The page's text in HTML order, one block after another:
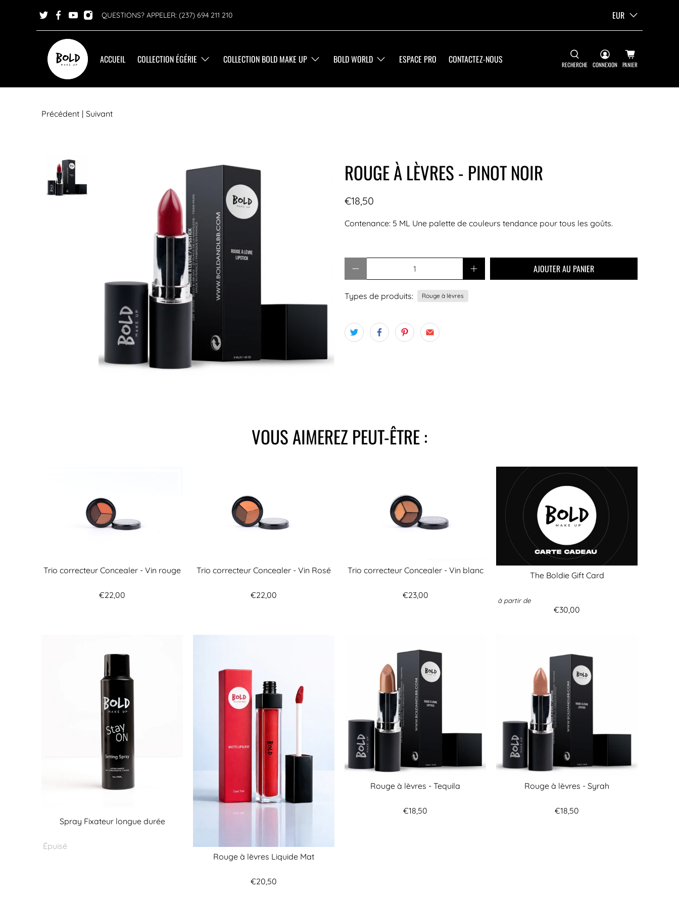
QUESTIONS? APPELER: (237) 694 211 210 EUR
ACCUEIL COLLECTION ÉGÉRIE COLLECTION BOLD MAKE UP BOLD WORLD ESPACE PRO CONTACTEZ-NOUS RECHERCHE CONNEXION PANIER
Précédent | Suivant
ROUGE À LÈVRES - PINOT NOIR
€18,50
Contenance: 5 ML Une palette de couleurs tendance pour tous les goûts.
AJOUTER AU PANIER
Types de produits: Rouge à lèvres
VOUS AIMEREZ PEUT-ÊTRE :
Trio correcteur Concealer - Vin rouge
€22,00
Trio correcteur Concealer - Vin Rosé
€22,00
Trio correcteur Concealer - Vin blanc
€23,00
The Boldie Gift Card
à partir de
€30,00
Spray Fixateur longue durée
Épuisé
Rouge à lèvres Liquide Mat
€20,50
Rouge à lèvres - Tequila
€18,50
Rouge à lèvres - Syrah
€18,50